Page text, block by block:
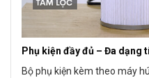
Phụ kiện đầy đủ – Đa dạng
Bộ phụ kiện kèm theo máy